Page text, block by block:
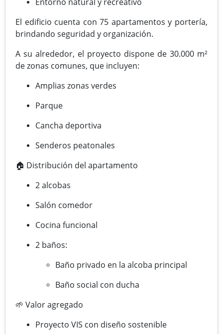
El edificio cuenta con 75 apartamentos y portería,
brindando seguridad y organización.
A su alrededor, el proyecto dispone de 30.000 m²
de zonas comunes, que incluyen:
Amplias zonas verdes
Parque
Cancha deportiva
Senderos peatonales
🏠 Distribución del apartamento
2 alcobas
Salón comedor
Cocina funcional
2 baños:
Baño privado en la alcoba principal
Baño social con ducha
🌱 Valor agregado
Proyecto VIS con diseño sostenible